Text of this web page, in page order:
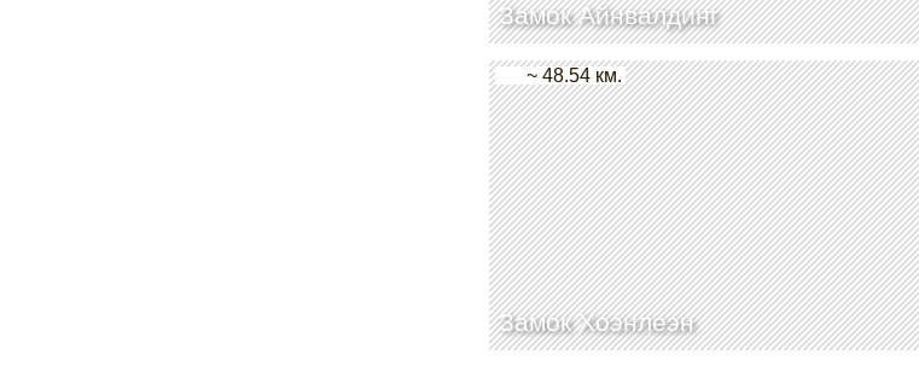
Замок Айнвалдинг
Замок Хоэнлеэн
~ 48.54 км.